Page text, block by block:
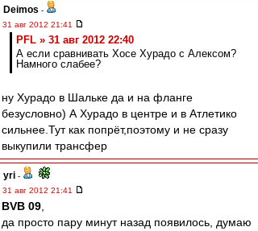
Deimos -
31 авг 2012 21:41
PFL » 31 авг 2012 22:40
А если сравнивать Хосе Хурадо с Алексом?
Намного слабее?
ну Хурадо в Шальке да и на фланге
безусловно) А Хурадо в центре и в Атлетико
сильнее.Тут как попрёт,поэтому и не сразу
выкупили трансфер
yri -
31 авг 2012 21:41
BVB 09
да просто пару минут назад появилось, думаю